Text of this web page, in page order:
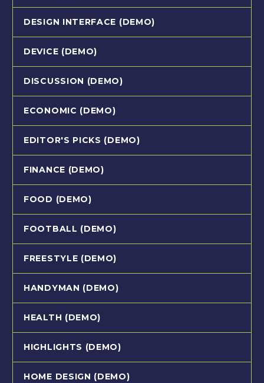
DESIGN INTERFACE (DEMO)
DEVICE (DEMO)
DISCUSSION (DEMO)
ECONOMIC (DEMO)
EDITOR'S PICKS (DEMO)
FINANCE (DEMO)
FOOD (DEMO)
FOOTBALL (DEMO)
FREESTYLE (DEMO)
HANDYMAN (DEMO)
HEALTH (DEMO)
HIGHLIGHTS (DEMO)
HOME DESIGN (DEMO)